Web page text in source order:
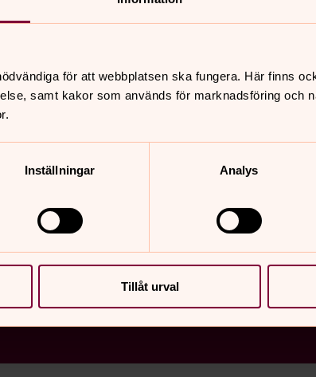
för att webbplatsen ska fungera. Här finns
samt kakor som används för marknadsföring och
Inställningar Analys
Tillåt urval
I Höks pastorat finns
musiksammanhang.
kanske har du alltid
information om våra